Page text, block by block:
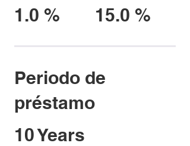
1.0 % 15.0 %
Periodo de
préstamo
10 Years